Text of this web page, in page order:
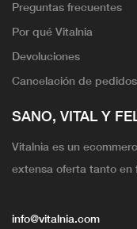
Preguntas frecuentes
Por qué Vitalnia
Devoluciones
Cancelación de pedidos
SANO, VITAL Y
Vitalnia es un
extensa oferta tanto en
info@vitalnia.com